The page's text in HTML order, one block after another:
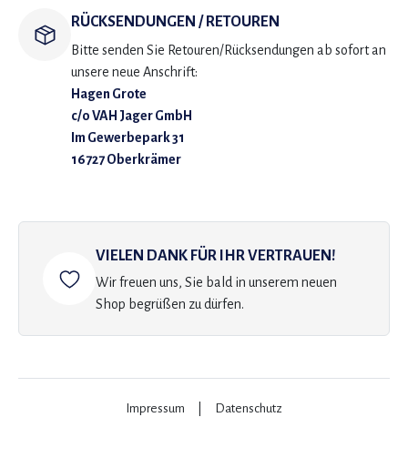
RÜCKSENDUNGEN / RETOUREN
Bitte senden Sie Retouren/Rücksendungen ab sofort an
unsere neue Anschrift:
Hagen Grote
c/o VAH Jager GmbH
Im Gewerbepark 31
16727 Oberkrämer
VIELEN DANK FÜR IHR VERTRAUEN!
Wir freuen uns, Sie bald in unserem neuen
Shop begrüßen zu dürfen.
Impressum Datenschutz